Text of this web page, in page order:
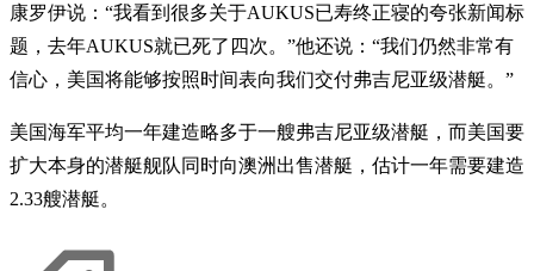
康罗伊说：“我看到很多关于AUKUS已寿终正寝的夸张新闻标
题，去年AUKUS就已死了四次。”他还说：“我们仍然非常有
信心，美国将能够按照时间表向我们交付弗吉尼亚级潜艇。”
美国海军平均一年建造略多于一艘弗吉尼亚级潜艇，而美国要
扩大本身的潜艇舰队同时向澳洲出售潜艇，估计一年需要建造
2.33艘潜艇。